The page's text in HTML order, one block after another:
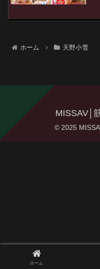
ホーム 天野小雪
MISSAV│
© 2025
ホーム